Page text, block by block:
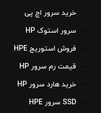
خرید سرور اچ پی
سرور استوک HP
فروش استوریج‌ HPE
قیمت رم سرور HP
خرید هارد سرور HP
SSD سرور HPE